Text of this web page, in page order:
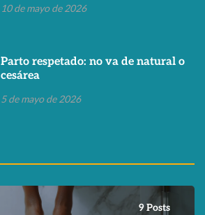
10 de mayo de 2026
Parto respetado: no va de natural o
cesárea
5 de mayo de 2026
9 Posts